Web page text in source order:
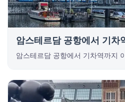
암스테르담 공항에서 기차
암스테르담 공항에서 기차역까지